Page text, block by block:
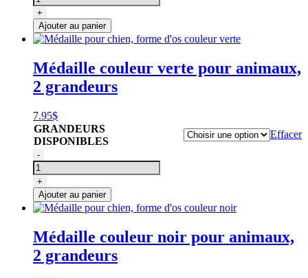
Médaille
pour
chien,
forme
couleur
orange
+
Ajouter au panier
Médaille couleur verte pour animaux,
2 grandeurs
7.95$
GRANDEURS
DISPONIBLES
Effacer
quantité
de
Médaille
pour
chien,
forme
couleur
verte
-
+
Ajouter au panier
Médaille couleur noir pour animaux,
2 grandeurs